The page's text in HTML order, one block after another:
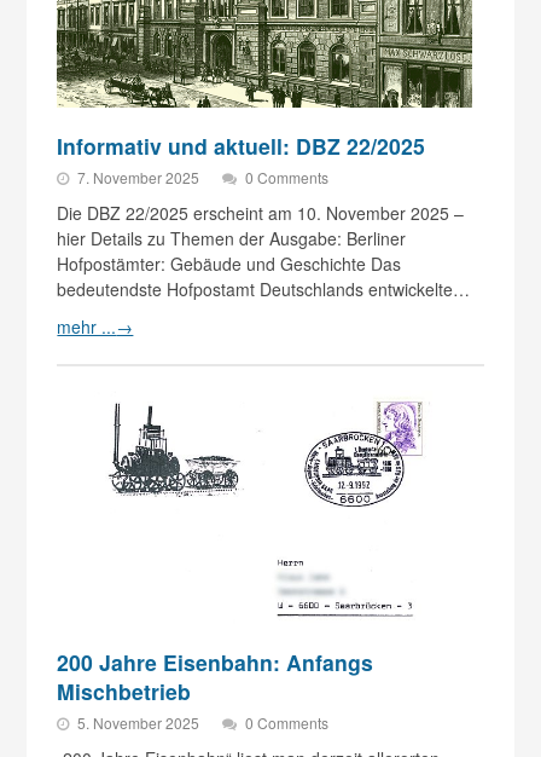
Informativ und aktuell: DBZ 22/2025
7. November 2025 0 Comments
Die DBZ 22/2025 erscheint am 10. November 2025 –
hier Details zu Themen der Ausgabe: Berliner
Hofpostämter: Gebäude und Geschichte Das
bedeutendste Hofpostamt Deutschlands entwickelte…
mehr ...→
200 Jahre Eisenbahn: Anfangs
Mischbetrieb
5. November 2025 0 Comments